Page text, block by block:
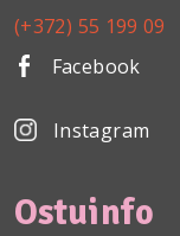
(+372) 55 199 09
Facebook
Instagram
Ostuinfo